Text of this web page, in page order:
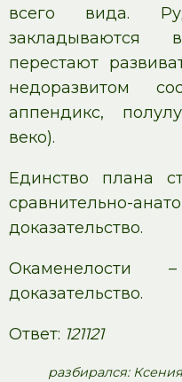
всего вида.
закладываются
перестают
недоразвитом
аппендикс,
веко).
Единство плана
сравнительно-
доказательство.
Окаменелости –
доказательство.
Ответ: 121121
pазбирался: